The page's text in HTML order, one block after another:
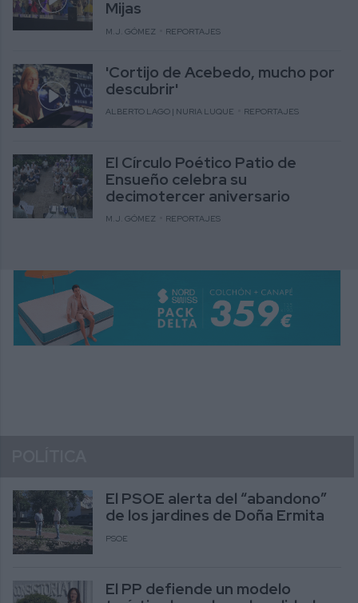
Mijas
M.J. GÓMEZ REPORTAJES
'Cortijo de Acebedo, mucho por
descubrir'
ALBERTO LAGO | NURIA LUQUE REPORTAJES
El Círculo Poético Patio de
Ensueño celebra su
decimotercer aniversario
M.J. GÓMEZ REPORTAJES
El PSOE alerta del “abandono”
de los jardines de Doña Ermita
PSOE
El PP defiende un modelo